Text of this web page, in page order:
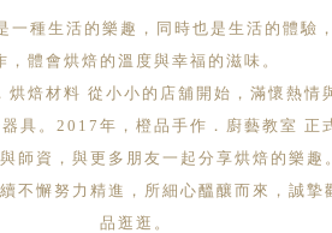
種生活的樂趣，同時也是生活的體驗
，體會烘焙的溫度與幸福的滋味。
烘焙材料 從小小的店舖開始，滿懷熱情
具。2017年，橙品手作．廚藝教室 正
師資，與更多朋友一起分享烘焙的樂趣
不懈努力精進，所細心醞釀而來，誠摯
品逛逛。